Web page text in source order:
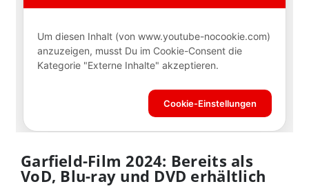
Garfield-Film 2024: Bereits als
VoD, Blu-ray und DVD erhältlich